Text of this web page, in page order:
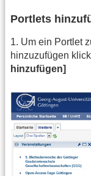
Portlets
1. Um ein Portlet
hinzuzufügen
hinzufügen]